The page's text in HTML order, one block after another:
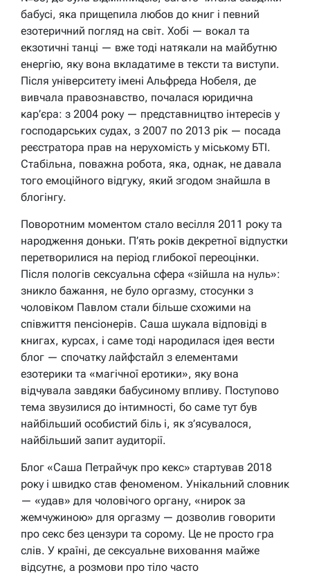
бабусі, яка прищепила любов до книг і певний
езотеричний погляд на світ. Хобі — вокал та
екзотичні танці — вже тоді натякали на майбутню
енергію, яку вона вкладатиме в тексти та виступи.
Після університету імені Альфреда Нобеля, де
вивчала правознавство, почалася юридична
кар’єра: з 2004 року — представництво інтересів у
господарських судах, з 2007 по 2013 рік — посада
реєстратора прав на нерухомість у міському БТІ.
Стабільна, поважна робота, яка, однак, не давала
того емоційного відгуку, який згодом знайшла в
блогінгу.
Поворотним моментом стало весілля 2011 року та
народження доньки. П’ять років декретної відпустки
перетворилися на період глибокої переоцінки.
Після пологів сексуальна сфера «зійшла на нуль»:
зникло бажання, не було оргазму, стосунки з
чоловіком Павлом стали більше схожими на
співжиття пенсіонерів. Саша шукала відповіді в
книгах, курсах, і саме тоді народилася ідея вести
блог — спочатку лайфстайл з елементами
езотерики та «магічної еротики», яку вона
відчувала завдяки бабусиному впливу. Поступово
тема звузилися до інтимності, бо саме тут був
найбільший особистий біль і, як з’ясувалося,
найбільший запит аудиторії.
Блог «Саша Петрайчук про кекс» стартував 2018
року і швидко став феноменом. Унікальний словник
— «удав» для чоловічого органу, «нирок за
жемчужиною» для оргазму — дозволив говорити
про секс без цензури та сорому. Це не просто гра
слів. У країні, де сексуальне виховання майже
відсутнє, а розмови про тіло часто